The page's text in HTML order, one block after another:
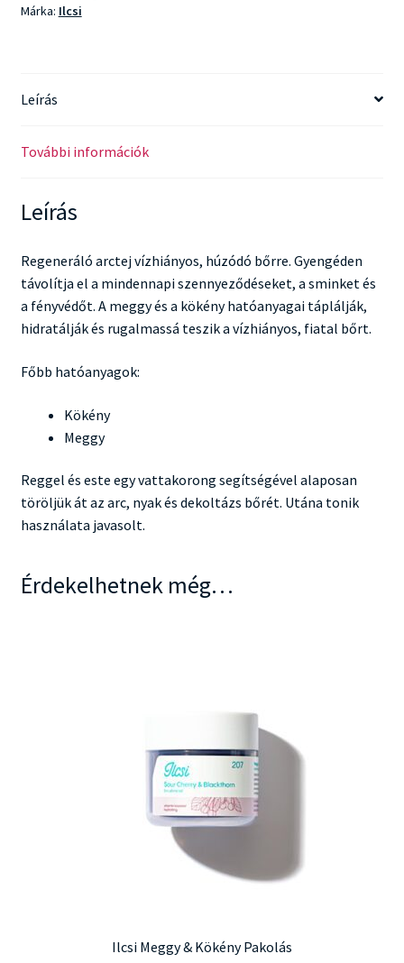
Márka: Ilcsi
Leírás
További információk
Leírás
Regeneráló arctej vízhiányos, húzódó bőrre. Gyengéden
távolítja el a mindennapi szennyeződéseket, a sminket és
a fényvédőt. A meggy és a kökény hatóanyagai táplálják,
hidratálják és rugalmassá teszik a vízhiányos, fiatal bőrt.
Főbb hatóanyagok:
Kökény
Meggy
Reggel és este egy vattakorong segítségével alaposan
töröljük át az arc, nyak és dekoltázs bőrét. Utána tonik
használata javasolt.
Érdekelhetnek még…
Ilcsi Meggy & Kökény Pakolás